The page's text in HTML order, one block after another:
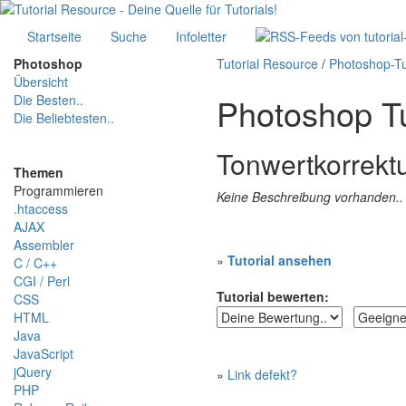
Startseite Suche
Infoletter
Photoshop
Übersicht
Die Besten..
Die Beliebtesten..
Themen
Programmieren
.htaccess
AJAX
Assembler
C / C++
CGI / Perl
CSS
HTML
Java
JavaScript
jQuery
PHP
Tutorial Resource / Photoshop-
Photoshop
Keine Beschreibung vorhanden..
» Tutorial ansehen
Tutorial bewerten:
» Link defekt?